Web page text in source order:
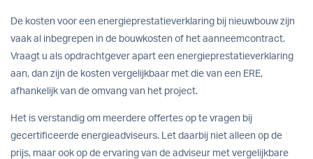
De kosten voor een energieprestatieverklaring bij nieuwbouw zijn
vaak al inbegrepen in de bouwkosten of het aanneemcontract.
Vraagt u als opdrachtgever apart een energieprestatieverklaring
aan, dan zijn de kosten vergelijkbaar met die van een ERE,
afhankelijk van de omvang van het project.
Het is verstandig om meerdere offertes op te vragen bij
gecertificeerde energieadviseurs. Let daarbij niet alleen op de
prijs, maar ook op de ervaring van de adviseur met vergelijkbare